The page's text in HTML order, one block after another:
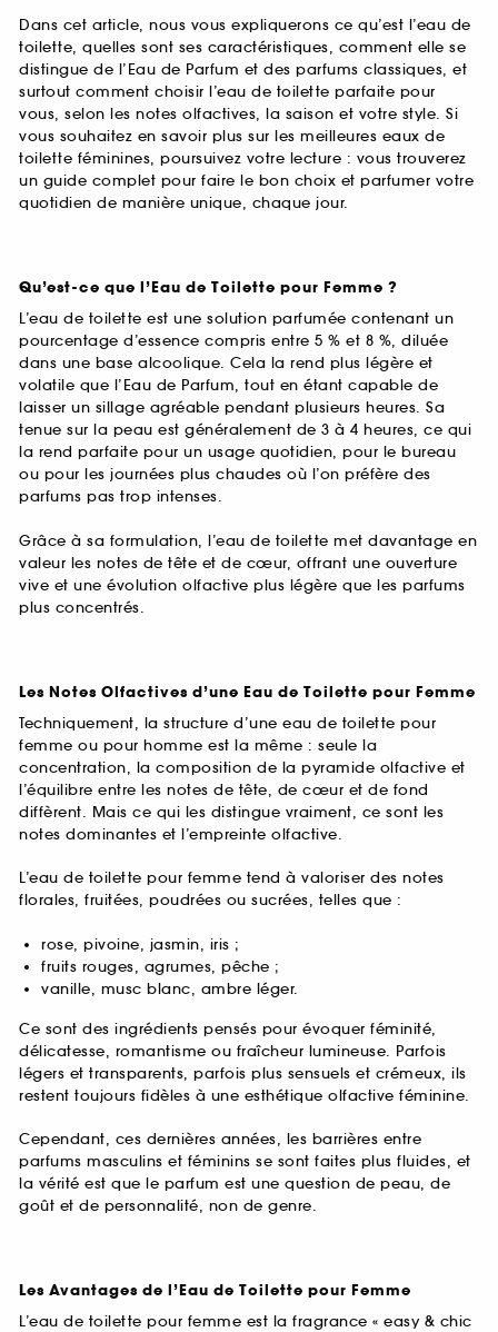
Dans cet article, nous vous expliquerons ce qu’est l’eau de
toilette, quelles sont ses caractéristiques, comment elle se
distingue de l’Eau de Parfum et des parfums classiques, et
surtout comment choisir l’eau de toilette parfaite pour
vous, selon les notes olfactives, la saison et votre style. Si
vous souhaitez en savoir plus sur les meilleures eaux de
toilette féminines, poursuivez votre lecture : vous trouverez
un guide complet pour faire le bon choix et parfumer votre
quotidien de manière unique, chaque jour.
Qu’est-ce que l’Eau de Toilette pour Femme ?
L’eau de toilette est une solution parfumée contenant un
pourcentage d’essence compris entre 5 % et 8 %, diluée
dans une base alcoolique. Cela la rend plus légère et
volatile que l’Eau de Parfum, tout en étant capable de
laisser un sillage agréable pendant plusieurs heures. Sa
tenue sur la peau est généralement de 3 à 4 heures, ce qui
la rend parfaite pour un usage quotidien, pour le bureau
ou pour les journées plus chaudes où l’on préfère des
parfums pas trop intenses.
Grâce à sa formulation, l’eau de toilette met davantage en
valeur les notes de tête et de cœur, offrant une ouverture
vive et une évolution olfactive plus légère que les parfums
plus concentrés.
Les Notes Olfactives d’une Eau de Toilette pour Femme
Techniquement, la structure d’une eau de toilette pour
femme ou pour homme est la même : seule la
concentration, la composition de la pyramide olfactive et
l’équilibre entre les notes de tête, de cœur et de fond
diffèrent. Mais ce qui les distingue vraiment, ce sont les
notes dominantes et l’empreinte olfactive.
L’eau de toilette pour femme tend à valoriser des notes
florales, fruitées, poudrées ou sucrées, telles que :
rose, pivoine, jasmin, iris ;
fruits rouges, agrumes, pêche ;
vanille, musc blanc, ambre léger.
Ce sont des ingrédients pensés pour évoquer féminité,
délicatesse, romantisme ou fraîcheur lumineuse. Parfois
légers et transparents, parfois plus sensuels et crémeux, ils
restent toujours fidèles à une esthétique olfactive féminine.
Cependant, ces dernières années, les barrières entre
parfums masculins et féminins se sont faites plus fluides, et
la vérité est que le parfum est une question de peau, de
goût et de personnalité, non de genre.
Les Avantages de l’Eau de Toilette pour Femme
L’eau de toilette pour femme est la fragrance « easy & chic